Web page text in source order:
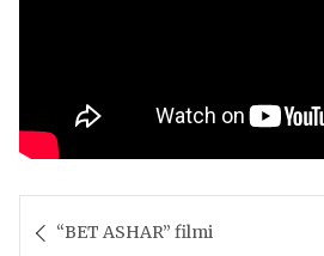
navigation
“BET ASHAR” filmi